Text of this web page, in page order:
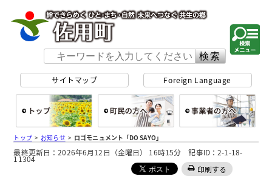
サイトマップ Foreign Language
総合トップ
トップ> お知らせ> ロゴモニュメント「DO SAYO」
最終更新日：2026年6月12日（金曜日） 16時15分 記事ID：2-1-18-
11304
印刷する